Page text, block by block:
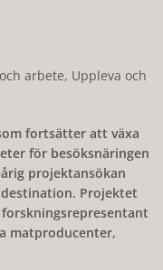
arbete, Uppleva och
fortsätter att växa
för besöksnäringen
projektansökan
Projektet
matproducenter,